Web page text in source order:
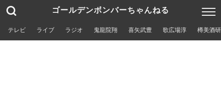
ゴールデンボンバーちゃんねる
テレビ ライブ ラジオ 鬼龍院翔 喜矢武豊 歌広場淳 樽美酒